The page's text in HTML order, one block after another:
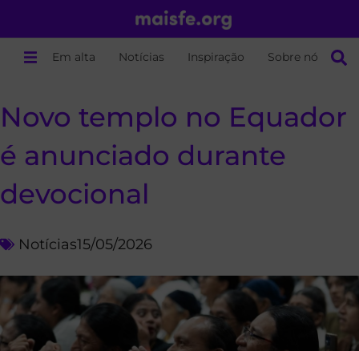
Em alta Notícias Inspiração Sobre nós
Novo templo no Equador
é anunciado durante
devocional
Notícias15/05/2026